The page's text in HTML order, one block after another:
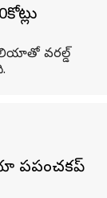
వరల్డ్
ప్రపంచకప్